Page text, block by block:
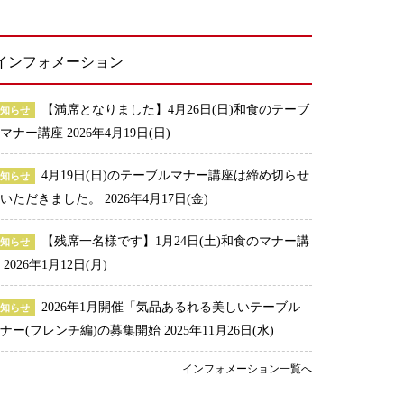
ンフォメーション
らせ
【満席となりました】4月26日(日)和食のテーブ
ナー講座 2026年4月19日(日)
らせ
4月19日(日)のテーブルマナー講座は締め切らせ
ただきました。 2026年4月17日(金)
らせ
【残席一名様です】1月24日(土)和食のマナー講
2026年1月12日(月)
らせ
2026年1月開催「気品あるれる美しいテーブル
ー(フレンチ編)の募集開始 2025年11月26日(水)
インフォメーション一覧へ